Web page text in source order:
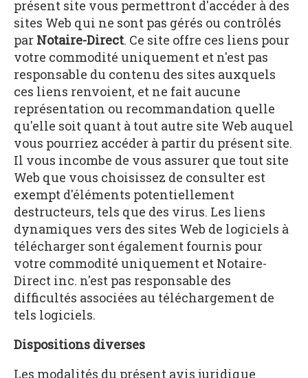
présent site vous permettront d'accéder à des
sites Web qui ne sont pas gérés ou contrôlés
par Notaire-Direct. Ce site offre ces liens pour
votre commodité uniquement et n'est pas
responsable du contenu des sites auxquels
ces liens renvoient, et ne fait aucune
représentation ou recommandation quelle
qu'elle soit quant à tout autre site Web auquel
vous pourriez accéder à partir du présent site.
Il vous incombe de vous assurer que tout site
Web que vous choisissez de consulter est
exempt d'éléments potentiellement
destructeurs, tels que des virus. Les liens
dynamiques vers des sites Web de logiciels à
télécharger sont également fournis pour
votre commodité uniquement et Notaire-
Direct inc. n'est pas responsable des
difficultés associées au téléchargement de
tels logiciels.
Dispositions diverses
Les modalités du présent avis juridique